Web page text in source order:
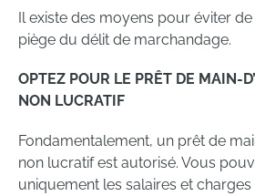
Il existe des moyens pour éviter
piège du délit de marchandage.
OPTEZ POUR LE PRÊT DE MAIN-
NON LUCRATIF
Fondamentalement, un prêt de
non lucratif est autorisé. Vous
uniquement les salaires et